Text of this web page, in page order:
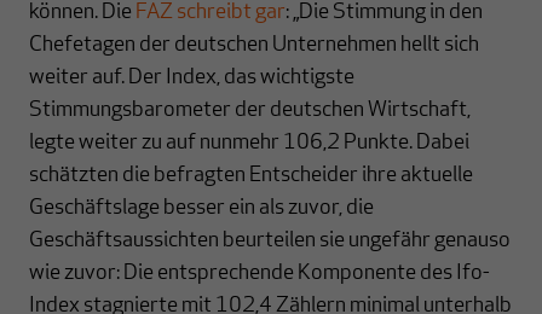
können. Die FAZ schreibt gar: „Die Stimmung in den
Chefetagen der deutschen Unternehmen hellt sich
weiter auf. Der Index, das wichtigste
Stimmungsbarometer der deutschen Wirtschaft,
legte weiter zu auf nunmehr 106,2 Punkte. Dabei
schätzten die befragten Entscheider ihre aktuelle
Geschäftslage besser ein als zuvor, die
Geschäftsaussichten beurteilen sie ungefähr genauso
wie zuvor: Die entsprechende Komponente des Ifo-
Index stagnierte mit 102,4 Zählern minimal unterhalb